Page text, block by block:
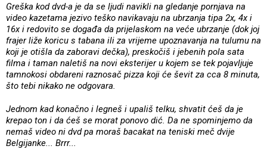
Greška kod dvd-a je da se ljudi navikli na gledanje pornjava na
video kazetama jezivo teško navikavaju na ubrzanja tipa 2x, 4x i
16x i redovito se događa da prijelaskom na veće ubrzanje (dok joj
frajer liže koricu s tabana ili za vrijeme upoznavanja na tulumu na
koji je otišla da zaboravi dečka), preskočiš i jebenih pola sata
filma i taman naletiš na novi eksterijer u kojem se tek pojavljuje
tamnokosi obdareni raznosač pizza koji će ševit za cca 8 minuta,
što tebi nikako ne odgovara.
Jednom kad konačno i legneš i upališ telku, shvatit ćeš da je
krepao ton i da ćeš se morat ponovo dić. Da ne spominjemo da
nemaš video ni dvd pa moraš bacakat na teniski meč dvije
Belgijanke... Brrr...